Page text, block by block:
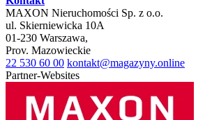
MAXON Nieruchomości Sp. z o.o.
ul. Skierniewicka 10A
01-230 Warszawa,
Prov. Mazowieckie
22 530 60 00 kontakt@magazyny.online
Partner-Websites